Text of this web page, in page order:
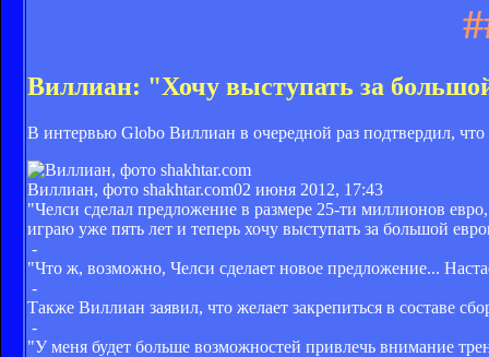
Виллиан: "Хочу выступать за
В интервью Globo Виллиан в очередной раз подтвердил,
Виллиан, фото shakhtar.com02 июня 2012, 17:43
"Челси сделал предложение в размере 25-ти миллионов
играю уже пять лет и теперь хочу выступать за большой
-
"Что ж, возможно, Челси сделает новое предложение...
-
Также Виллиан заявил, что желает закрепиться в составе
-
"У меня будет больше возможностей привлечь внимание